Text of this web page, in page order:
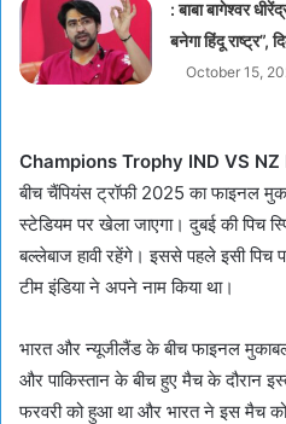
: बाबा बागेश्वर
बनेगा हिंदू राष्ट्र”,
October 15,
Champions Trophy IND VS NZ
बीच चैंपियंस ट्रॉफी 2025 का फाइनल
स्टेडियम पर खेला जाएगा। दुबई की पिच
बल्लेबाज हावी रहेंगे। इससे पहले इसी पिच
टीम इंडिया ने अपने नाम किया था।
भारत और न्यूजीलैंड के बीच फाइनल
और पाकिस्तान के बीच हुए मैच के दौरान
फरवरी को हुआ था और भारत ने इस मैच